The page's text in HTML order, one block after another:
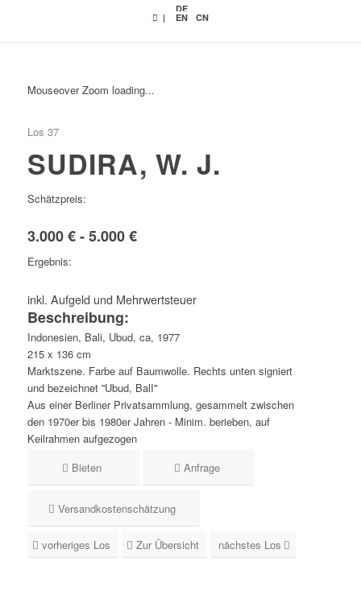
|
DE
EN CN
Mouseover Zoom loading...
Los 37
SUDIRA, W. J.
Schätzpreis:
3.000 € - 5.000 €
Ergebnis:
inkl. Aufgeld und Mehrwertsteuer
Beschreibung:
Indonesien, Bali, Ubud, ca, 1977
215 x 136 cm
Marktszene. Farbe auf Baumwolle. Rechts unten signiert
und bezeichnet ''Ubud, BalI''
Aus einer Berliner Privatsammlung, gesammelt zwischen
den 1970er bis 1980er Jahren - Minim. berieben, auf
Keilrahmen aufgezogen
Bieten
Anfrage
Versandkostenschätzung
vorheriges Los Zur Übersicht nächstes Los